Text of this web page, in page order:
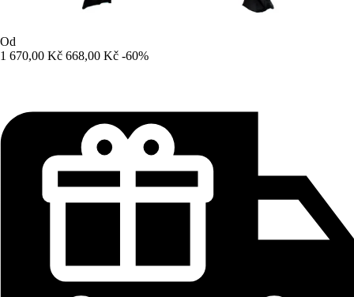
Od
1 670,00 Kč 668,00 Kč -60%